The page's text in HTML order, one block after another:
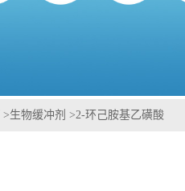
>生物缓冲剂 >2-环己胺基乙磺酸